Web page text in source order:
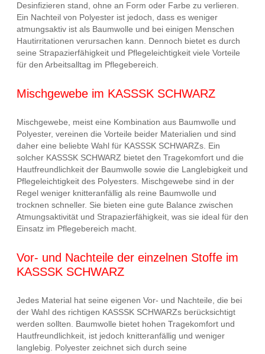
Desinfizieren stand, ohne an Form oder Farbe zu verlieren.
Ein Nachteil von Polyester ist jedoch, dass es weniger
atmungsaktiv ist als Baumwolle und bei einigen Menschen
Hautirritationen verursachen kann. Dennoch bietet es durch
seine Strapazierfähigkeit und Pflegeleichtigkeit viele Vorteile
für den Arbeitsalltag im Pflegebereich.
Mischgewebe im KASSSK SCHWARZ
Mischgewebe, meist eine Kombination aus Baumwolle und
Polyester, vereinen die Vorteile beider Materialien und sind
daher eine beliebte Wahl für KASSSK SCHWARZs. Ein
solcher KASSSK SCHWARZ bietet den Tragekomfort und die
Hautfreundlichkeit der Baumwolle sowie die Langlebigkeit und
Pflegeleichtigkeit des Polyesters. Mischgewebe sind in der
Regel weniger knitteranfällig als reine Baumwolle und
trocknen schneller. Sie bieten eine gute Balance zwischen
Atmungsaktivität und Strapazierfähigkeit, was sie ideal für den
Einsatz im Pflegebereich macht.
Vor- und Nachteile der einzelnen Stoffe im
KASSSK SCHWARZ
Jedes Material hat seine eigenen Vor- und Nachteile, die bei
der Wahl des richtigen KASSSK SCHWARZs berücksichtigt
werden sollten. Baumwolle bietet hohen Tragekomfort und
Hautfreundlichkeit, ist jedoch knitteranfällig und weniger
langlebig. Polyester zeichnet sich durch seine